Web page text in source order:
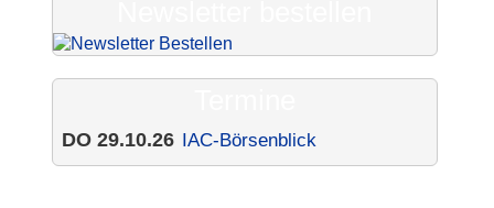
DO 29.10.26 IAC-Börsenblick